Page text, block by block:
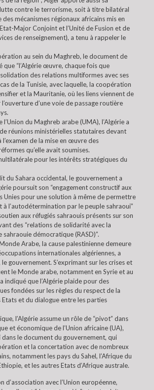
contre le terrorisme, soit à titre bilatéral
des mécanismes régionaux africains mis en
Major Conjoint et l’Unité de Fusion et de
de renseignement), a tenu à rappeler le
au sein du Maghreb, le document de
que “l’Algérie œuvre, chaque fois que
des relations multiformes avec ses
de la Tunisie, avec laquelle, la coopération
et la Mauritanie, où les liens viennent de
d’une voie de passage routière
l’Union du Maghreb arabe (UMA), l’Algérie a
réunions ministérielles statutaires devant
l’examen de la mise en œuvre des
qu’elle avait soumises.
pour les intérêts stratégiques du
du Sahara occidental, le gouvernement a
poursuit son “engagement constructif aux
Unies pour une solution à même de permettre
à l’autodétermination par le peuple sahraoui”
aux réfugiés sahraouis présents sur son
des “relations de solidarité avec la
sahraouie démocratique (RASD)”.
Arabe, la cause palestinienne demeure
internationales algériennes, a
gouvernement. S’exprimant sur les crises et
le Monde arabe, notamment en Syrie et au
indiqué que l’Algérie plaide pour des
fondées sur les règles du respect de la
Etats et du dialogue entre les parties
l’Algérie assume un rôle de “pivot” dans
et économique de l’Union africaine (UA),
le document du gouvernement, qui
et la concertation avec de nombreux
notamment les pays du Sahel, l’Afrique du
et les autres Etats d’Afrique australe.
d’association avec l’Union européenne,